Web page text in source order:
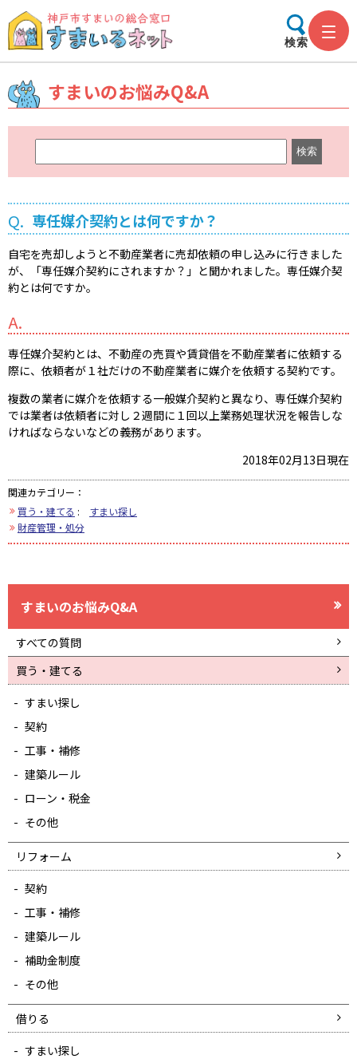
検索
すまいのお悩みQ&A
ー
ド
索
Q. 専任媒介契約とは何ですか？
自宅を売却しようと不動産業者に売却依頼の申し込みに行きました
が、「専任媒介契約にされますか？」と聞かれました。専任媒介契
約とは何ですか。
A.
専任媒介契約とは、不動産の売買や賃貸借を不動産業者に依頼する
際に、依頼者が１社だけの不動産業者に媒介を依頼する契約です。
複数の業者に媒介を依頼する一般媒介契約と異なり、専任媒介契約
では業者は依頼者に対し２週間に１回以上業務処理状況を報告しな
ければならないなどの義務があります。
2018年02月13日現在
関連カテゴリー：
買う・建てる :
すまい探し
財産管理・処分
すまいのお悩みQ&A
すべての質問
買う・建てる
すまい探し
契約
工事・補修
建築ルール
ローン・税金
その他
リフォーム
契約
工事・補修
建築ルール
補助金制度
その他
借りる
すまい探し